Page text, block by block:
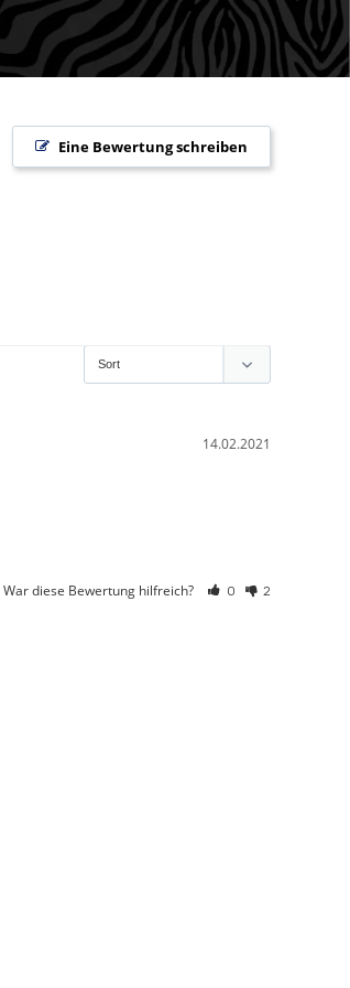
Eine Bewertung schreiben
14.02.2021
War diese Bewertung hilfreich? 0 2